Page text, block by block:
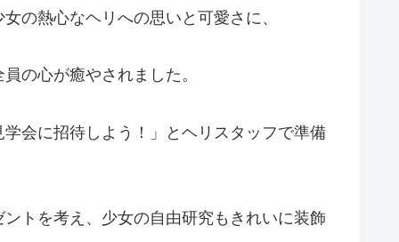
の熱心なヘリへの思いと可愛さに、
の心が癒やされました。
会に招待しよう！」とヘリスタッフで準備
トを考え、少女の自由研究もきれいに装飾